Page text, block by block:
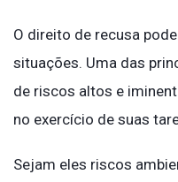
O direito de recusa
situações. Uma das
de riscos altos e
no exercício de suas
Sejam eles riscos